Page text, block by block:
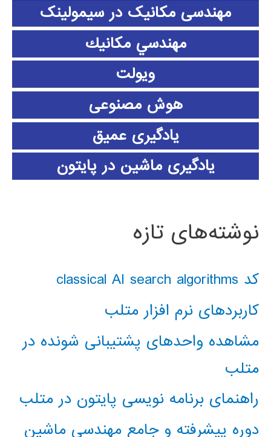
مهندسی مکانیک در سیمولینک
مهندسي مكانيك
ویولت
هوش مصنوعی
یادگیری عمیق
یادگیری ماشین در پایتون
نوشته‌های تازه
کد classical AI search algorithms
کاربردهای نرم افزار متلب
مشاهده واحدهای پشتیبانی شونده در
متلب
راهنمای برنامه نویسی پایتون در متلب
دوره پیشرفته و جامع مهندسی ماشین